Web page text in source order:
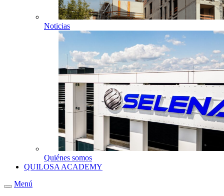
Noticias
Quiénes somos
QUILOSA ACADEMY
Menú